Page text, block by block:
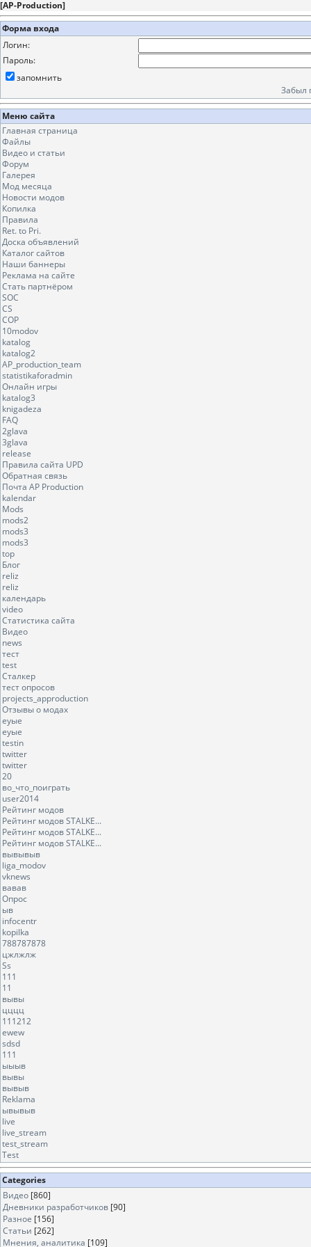
[AP-Production]
Форма входа
Логин:
Пароль:
запомнить
Забыл
Меню сайта
Главная страница
Файлы
Видео и статьи
Форум
Галерея
Мод месяца
Новости модов
Копилка
Правила
Ret. to Pri.
Доска объявлений
Каталог сайтов
Наши баннеры
Реклама на сайте
Стать партнёром
SOC
CS
COP
10modov
katalog
katalog2
AP_production_team
statistikaforadmin
Онлайн игры
katalog3
knigadeza
FAQ
2glava
3glava
release
Правила сайта UPD
Обратная связь
Почта AP Production
kalendar
Mods
mods2
mods3
mods3
top
Блог
reliz
reliz
календарь
video
Статистика сайта
Видео
news
тест
test
Сталкер
тест опросов
projects_approduction
Отзывы о модах
еуые
еуые
testin
twitter
twitter
20
во_что_поиграть
user2014
Рейтинг модов
Рейтинг модов STALKE...
Рейтинг модов STALKE...
Рейтинг модов STALKE...
вывывыв
liga_modov
vknews
вавав
Опрос
ыв
infocentr
kopilka
788787878
цжлжлж
Ss
111
11
вывы
цццц
111212
ewew
sdsd
111
ыыыв
вывы
вывыв
Reklama
ывывыв
live
live_stream
test_stream
Test
Categories
Видео [860]
Дневники разработчиков [90]
Разное [156]
Статьи [262]
Мнения, аналитика [109]